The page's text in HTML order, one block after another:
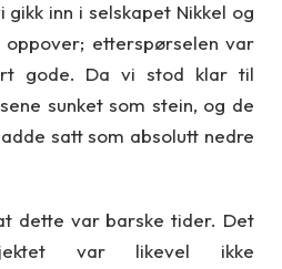
gikk inn i selskapet Nikkel og
etterspørselen var
gode. Da vi stod klar til
sunket som stein, og de
satt som absolutt nedre
dette var barske tider. Det
var likevel ikke